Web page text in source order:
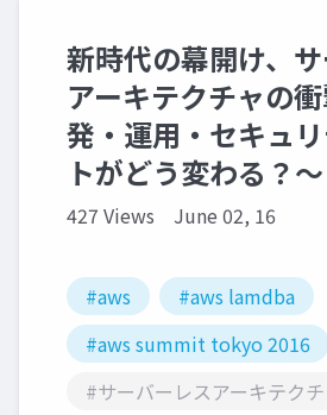
新時代の幕開け、
アーキテクチャの
発・運用・セキュ
トがどう変わる？〜
427 Views June 02, 16
#aws
#aws lamdba
#aws summit tokyo 2016
#サーバーレスアーキテク